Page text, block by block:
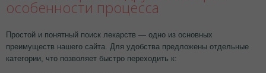
особенности процесса
Простой и понятный поиск лекарств — одно из основных
преимуществ нашего сайта. Для удобства предложены отдельные
категории, что позволяет быстро переходить к: